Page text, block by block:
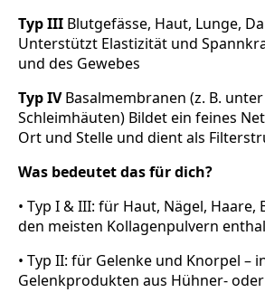
Typ III Blutgefässe, Haut, Lunge,
Unterstützt Elastizität und
und des Gewebes
Typ IVBasalmembranen (z. B.
Schleimhäuten) Bildet ein feines
Ort und Stelle und dient als
Was bedeutet das für dich?
• Typ I & III: für Haut, Nägel, Haare,
den meisten Kollagenpulvern
• Typ II: für Gelenke und Knorpel –
Gelenkprodukten aus Hühner-